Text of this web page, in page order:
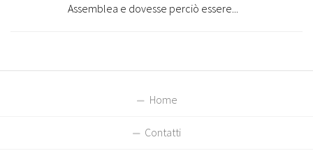
Assemblea e dovesse perciò essere...
Home
Contatti